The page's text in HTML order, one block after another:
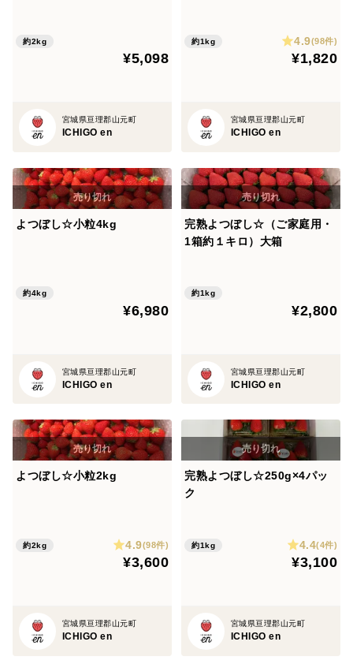
約2kg
¥5,098
宮城県亘理郡山元町
ICHIGO en
約1kg 4.9(98件)
¥1,820
宮城県亘理郡山元町
ICHIGO en
よつぼし☆小粒4kg
約4kg
¥6,980
宮城県亘理郡山元町
ICHIGO en
完熟よつぼし☆（ご家庭用・
1箱約１キロ）大箱
約1kg
¥2,800
宮城県亘理郡山元町
ICHIGO en
よつぼし☆小粒2kg
約2kg 4.9(98件)
¥3,600
宮城県亘理郡山元町
ICHIGO en
完熟よつぼし☆250g×4パッ
ク
約1kg 4.4(4件)
¥3,100
宮城県亘理郡山元町
ICHIGO en